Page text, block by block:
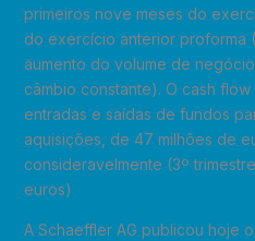
primeiros nove meses do
do exercício anterior proforma
aumento do volume de
câmbio constante). O cash
entradas e saídas de fundos
aquisições, de 47 milhões de
consideravelmente (3º
euros)
A Schaeffler AG publicou hoje